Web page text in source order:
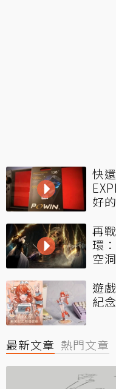
快
好
再
環
空
遊
紀
最新文章 熱門文章